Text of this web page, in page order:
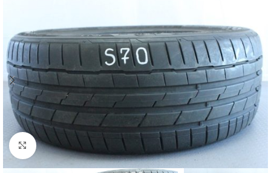
Zum Vergrößern klicken